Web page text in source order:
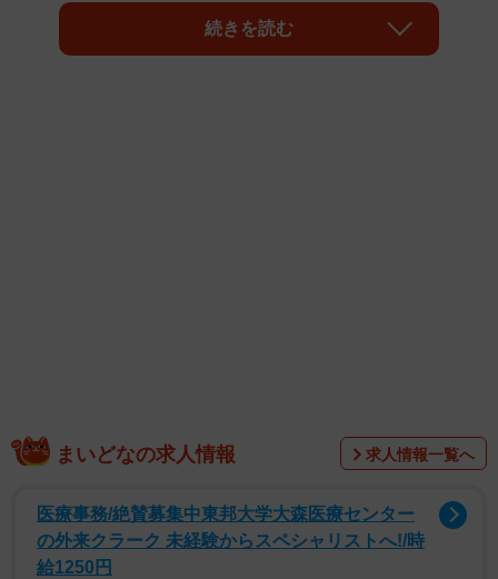
いね」を集め、大きな反響を呼びました。
背景には、「医療機関でマスクを着けさせられるのが迷惑
だ」というSNS上の声があるといいます。
続きを読む
まいどなの求人情報 求人情報一覧へ
医療事務/絶賛募集中東邦大学大森医療センター
の外来クラーク 未経験からスペシャリストへ!/時
給1250円